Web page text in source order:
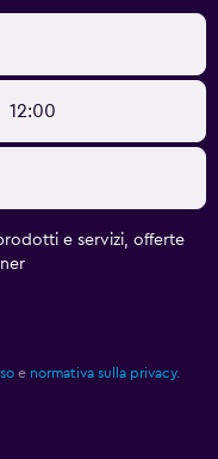
12:00
e servizi, offerte
e normativa sulla privacy.